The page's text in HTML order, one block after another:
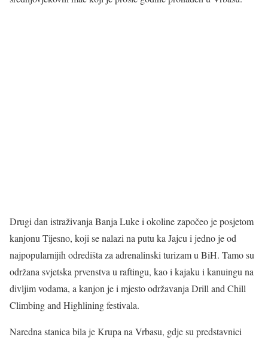
Drugi dan istraživanja Banja Luke i okoline započeo je posjetom
kanjonu Tijesno, koji se nalazi na putu ka Jajcu i jedno je od
najpopularnijih odredišta za adrenalinski turizam u BiH. Tamo su
održana svjetska prvenstva u raftingu, kao i kajaku i kanuingu na
divljim vodama, a kanjon je i mjesto održavanja Drill and Chill
Climbing and Highlining festivala.
Naredna stanica bila je Krupa na Vrbasu, gdje su predstavnici